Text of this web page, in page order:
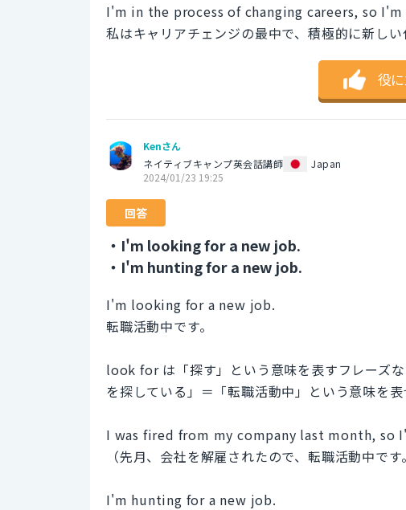
I'm in the process of changing careers, so
私はキャリアチェンジの最中で、積極的に新しい
役
Kenさん
ネイティブキャンプ英会話講師
Japan
2024/01/23 19:25
回答
・I'm looking for a new job.
・I'm hunting for a new job.
I'm looking for a new job.
転職活動中です。
look for は「探す」という意味を表すフレー
を探している」＝「転職活動中」という意味を表
I was fired from my company last month, so
（先月、会社を解雇されたので、転職活動中です
I'm hunting for a new job.